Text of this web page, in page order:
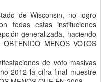
de Wisconsin, no logro
todas estas instituciones
generalizada, haciendo
MENOS VOTOS
de voto masivas
2012 la cifra final muestre